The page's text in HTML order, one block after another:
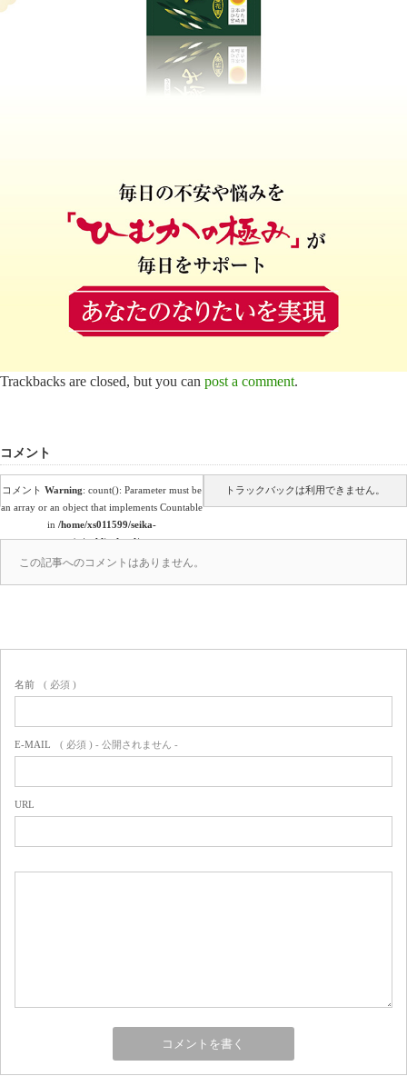
Trackbacks are closed, but you can post a comment.
コメント
コメント Warning: count(): Parameter must be
an array or an object that implements Countable
in /home/xs011599/seika-
en.co.jp/public_html/wp-
content/themes/amore_tcd028/comments.php
トラックバックは利用できません。
この記事へのコメントはありません。
名前 ( 必須 )
E-MAIL ( 必須 ) - 公開されません -
URL